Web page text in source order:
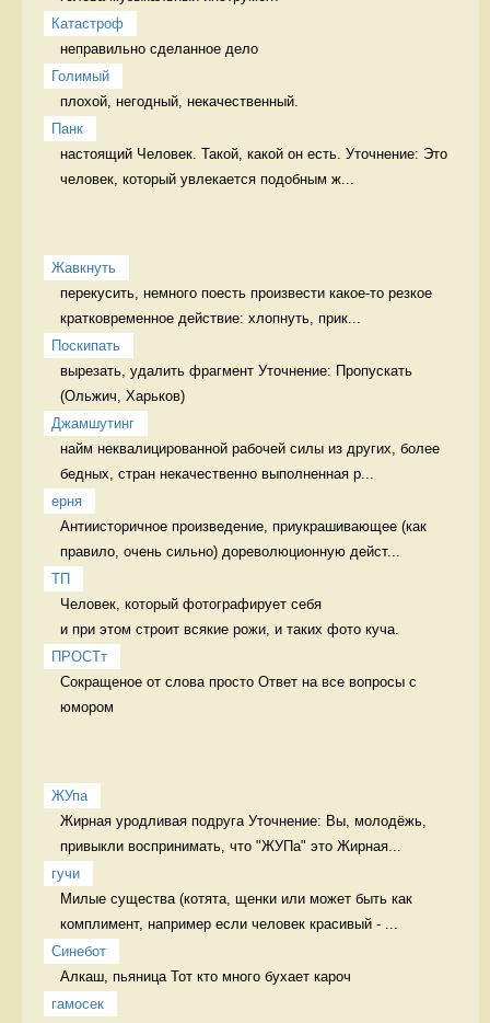
Катастроф
неправильно сделанное дело
Голимый
плохой, негодный, некачественный.
Панк
настоящий Человек. Такой, какой он есть. Уточнение: Это
человек, который увлекается подобным ж...
Жавкнуть
перекусить, немного поесть произвести какое-то резкое
кратковременное действие: хлопнуть, прик...
Поскипать
вырезать, удалить фрагмент Уточнение: Пропускать
Джамшутинг
найм неквалицированной рабочей силы из других, более
бедных, стран некачественно выполненная р...
ерня
Антиисторичное произведение, приукрашивающее (как
правило, очень сильно) дореволюционную дейст...
ТП
Человек, который фотографирует себя
и при этом строит всякие рожи, и таких фото куча.
ПРОСТт
Сокращеное от слова просто Ответ на все вопросы с
юмором
ЖУпа
Жирная уродливая подруга Уточнение: Вы, молодёжь,
привыкли воспринимать, что "ЖУПа" это Жирная...
гучи
Милые существа (котята, щенки или может быть как
комплимент, например если человек красивый - ...
Синебот
Алкаш, пьяница Тот кто много бухает кароч
гамосек